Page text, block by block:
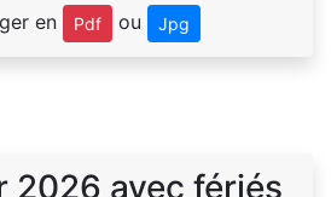
en Pdf ou Jpg
2026 avec fériés